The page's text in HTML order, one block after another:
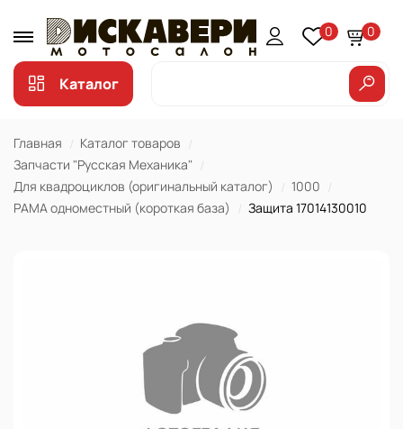
0 0
Каталог
Главная
Каталог товаров
Запчасти "Русская Механика"
Для квадроциклов (оригинальный каталог)
1000
РАМА одноместный (короткая база)
Защита 17014130010